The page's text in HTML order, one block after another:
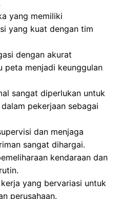
yang memiliki
yang kuat dengan tim
dengan akurat
peta menjadi keunggulan
sangat diperlukan untuk
pekerjaan sebagai
dan menjaga
sangat dihargai.
kendaraan dan
yang bervariasi untuk
perusahaan.